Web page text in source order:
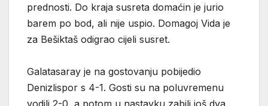
prednosti. Do kraja susreta domaćin je jurio
barem po bod, ali nije uspio. Domagoj Vida je
za Bešiktaš odigrao cijeli susret.
Galatasaray je na gostovanju pobijedio
Denizlispor s 4-1. Gosti su na poluvremenu
vodili 2-0, a potom u nastavku zabili još dva